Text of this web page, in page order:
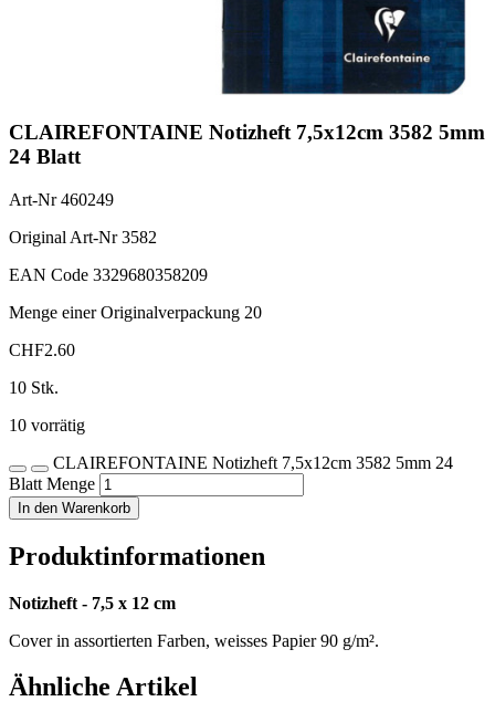
CLAIREFONTAINE Notizheft 7,5x12cm 3582 5mm
24 Blatt
Art-Nr460249
Original Art-Nr3582
EAN Code 3329680358209
Menge einer Originalverpackung 20
CHF2.60
10 Stk.
10 vorrätig
CLAIREFONTAINE Notizheft 7,5x12cm 3582 5mm 24
Blatt Menge
In den Warenkorb
Produktinformationen
Notizheft - 7,5 x 12 cm
Cover in assortierten Farben, weisses Papier 90 g/m².
Ähnliche Artikel